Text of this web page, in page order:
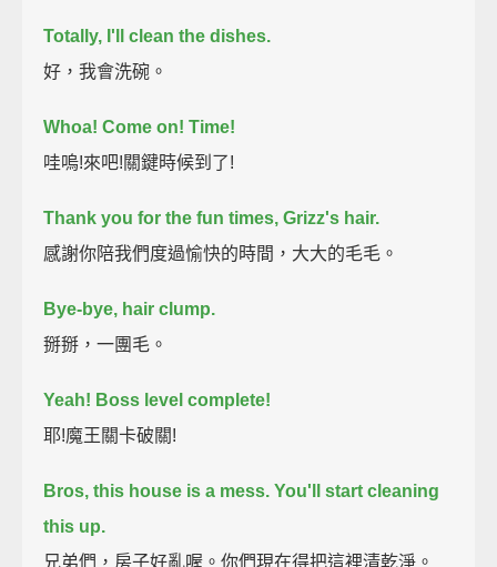
Totally, I'll clean the dishes.
好，我會洗碗。
Whoa! Come on! Time!
哇嗚!來吧!關鍵時候到了!
Thank you for the fun times, Grizz's hair.
感謝你陪我們度過愉快的時間，大大的毛毛。
Bye-bye, hair clump.
掰掰，一團毛。
Yeah! Boss level complete!
耶!魔王關卡破關!
Bros, this house is a mess. You'll start cleaning
this up.
兄弟們，房子好亂喔。你們現在得把這裡清乾淨。